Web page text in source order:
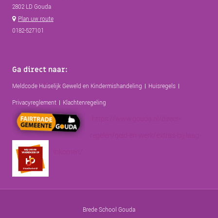
2802 LD Gouda
Plan uw route
0182-527101
Ga direct naar:
Meldcode Huiselijk Geweld en Kindermishandeling
Huisregels
Privacyreglement
Klachtenregeling
Brede School Gouda